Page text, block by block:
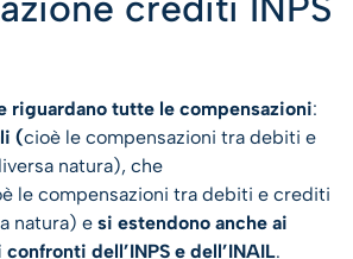
riguardano tutte le compensazioni:
(cioè le compensazioni tra debiti e
natura), che
le compensazioni tra debiti e crediti
natura) e si estendono anche ai
dell’INPS e dell’INAIL.